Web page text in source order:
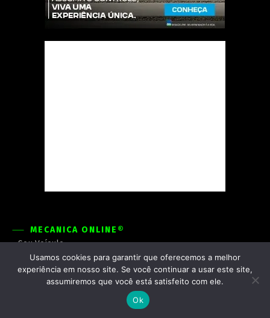
MECÂNICA ONLINE®
Seu Veículo
Tecnovidade
Engenharia
Usamos cookies para garantir que oferecemos a melhor
experiência em nosso site. Se você continuar a usar este site,
assumiremos que você está satisfeito com ele.
Ok